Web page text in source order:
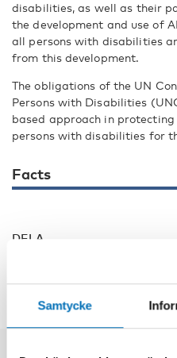
Samtycke
disabilities, as well as their
the development and use of
all persons with disabilities
from this development.
The obligations of the UN
Persons with Disabilities
based approach in
persons with disabilities for
Facts
DELA